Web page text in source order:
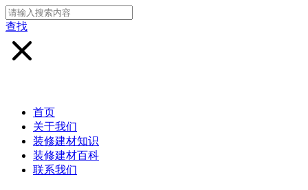
查找
首页
关于我们
装修建材知识
装修建材百科
联系我们